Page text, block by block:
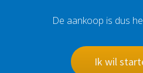
De aankoop is dus
Ik wil